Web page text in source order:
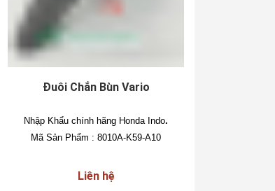
Đuôi Chắn Bùn Vario
Nhập Khẩu chính hãng Honda Indo.
Mã Sản Phẩm :8010A-K59-A10
Liên hệ